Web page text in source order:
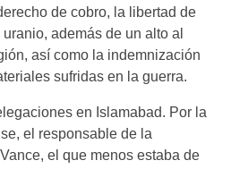
de cobro, la libertad de
además de un alto al
así como la indemnización
sufridas en la guerra.
en Islamabad. Por la
el responsable de la
el que menos estaba de